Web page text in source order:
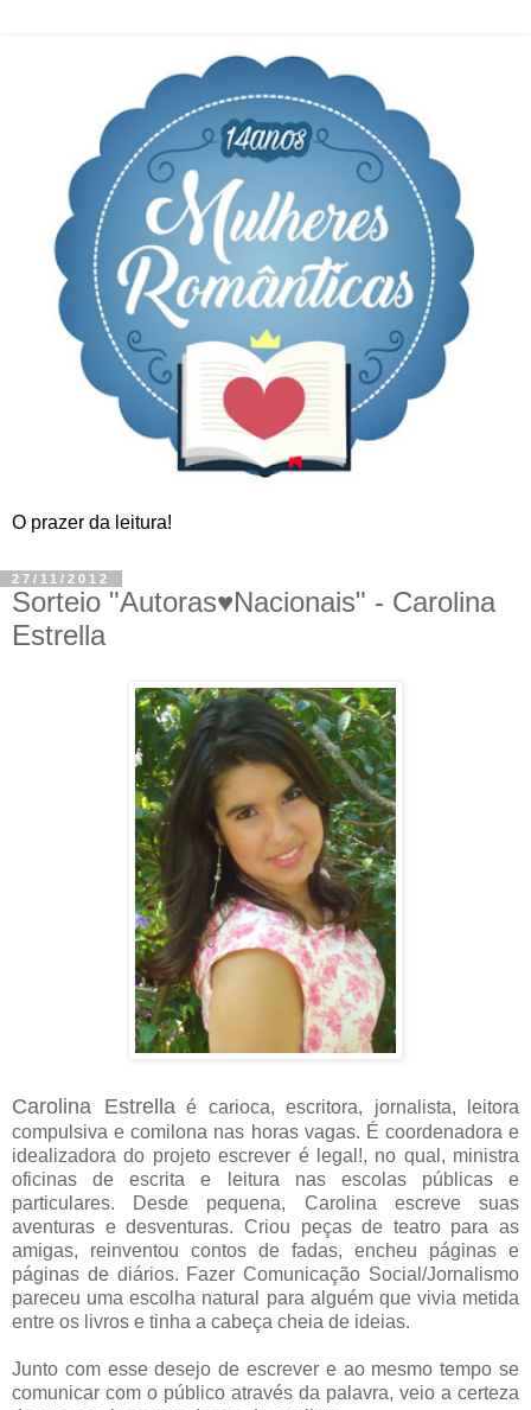
O prazer da leitura!
27/11/2012
Sorteio "Autoras♥Nacionais" - Carolina
Estrella
Carolina Estrella é carioca, escritora, jornalista, leitora
compulsiva e comilona nas horas vagas. É coordenadora e
idealizadora do projeto escrever é legal!, no qual, ministra
oficinas de escrita e leitura nas escolas públicas e
particulares. Desde pequena, Carolina escreve suas
aventuras e desventuras. Criou peças de teatro para as
amigas, reinventou contos de fadas, encheu páginas e
páginas de diários. Fazer Comunicação Social/Jornalismo
pareceu uma escolha natural para alguém que vivia metida
entre os livros e tinha a cabeça cheia de ideias.
Junto com esse desejo de escrever e ao mesmo tempo se
comunicar com o público através da palavra, veio a certeza